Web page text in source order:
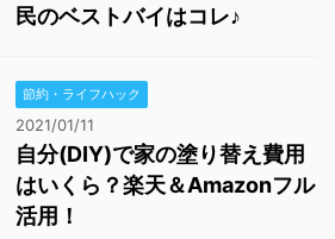
民のベストバイはコレ♪
節約・ライフハック
2021/01/11
自分(DIY)で家の塗り替え費用
はいくら？楽天＆Amazonフル
活用！